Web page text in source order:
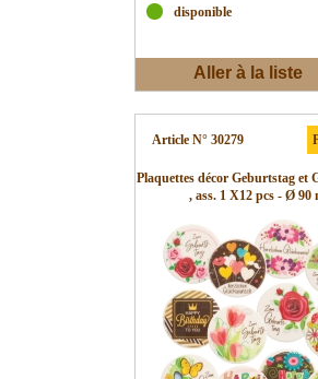
disponible
Aller à la liste
Article N° 30279
Plaquettes décor Geburtstag et
, ass. 1 X12 pcs - Ø 90